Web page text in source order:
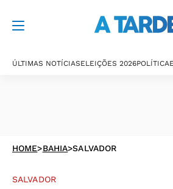
ÚLTIMAS NOTÍCIASELEIÇÕES 2026POLÍTICA
HOME>BAHIA>SALVADOR
SALVADOR